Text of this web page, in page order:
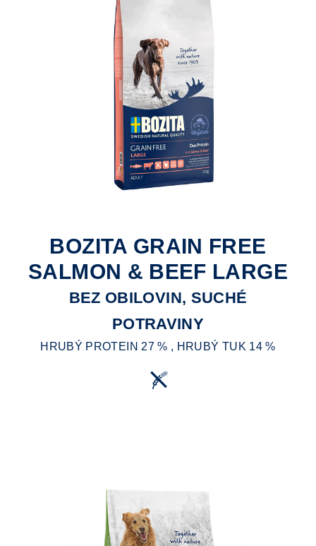
BOZITA GRAIN FREE
SALMON & BEEF LARGE
BEZ OBILOVIN, SUCHÉ
POTRAVINY
HRUBÝ PROTEIN 27 % , HRUBÝ TUK 14 %